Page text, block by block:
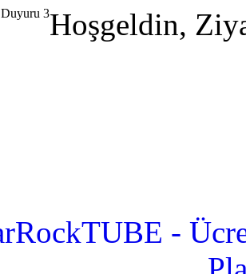
Duyuru 3Hoşgeldin,